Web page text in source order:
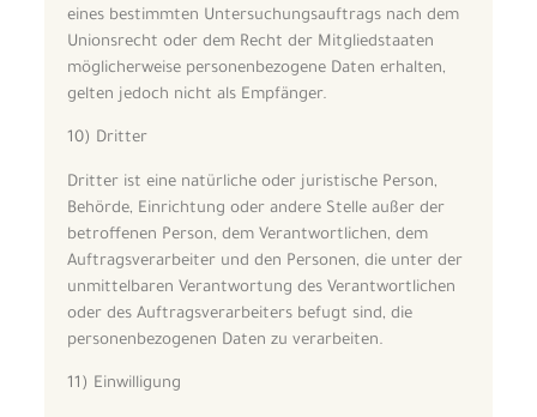
eines bestimmten Untersuchungsauftrags nach dem
Unionsrecht oder dem Recht der Mitgliedstaaten
möglicherweise personenbezogene Daten erhalten,
gelten jedoch nicht als Empfänger.
10) Dritter
Dritter ist eine natürliche oder juristische Person,
Behörde, Einrichtung oder andere Stelle außer der
betroffenen Person, dem Verantwortlichen, dem
Auftragsverarbeiter und den Personen, die unter der
unmittelbaren Verantwortung des Verantwortlichen
oder des Auftragsverarbeiters befugt sind, die
personenbezogenen Daten zu verarbeiten.
11) Einwilligung